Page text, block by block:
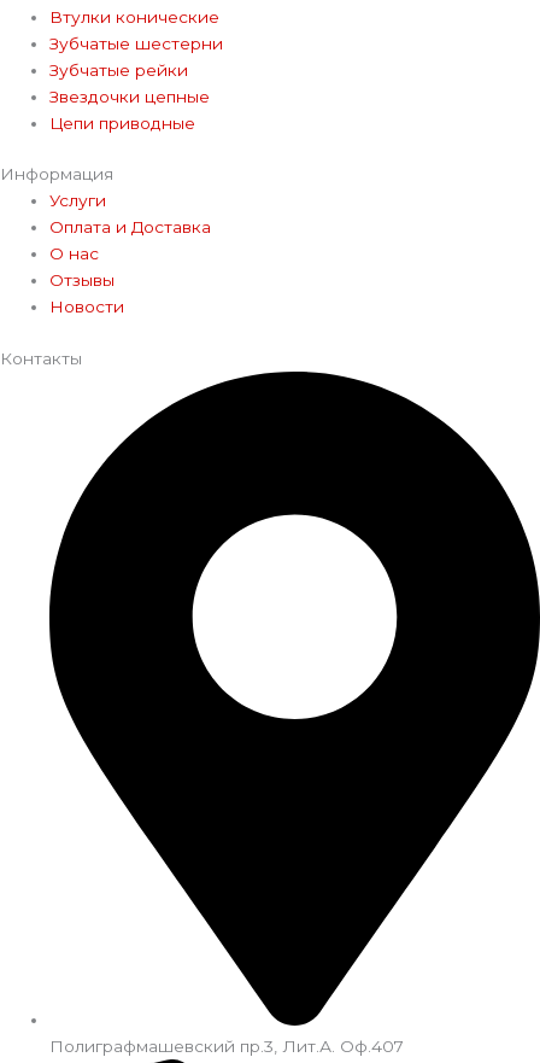
Втулки конические
Зубчатые шестерни
Зубчатые рейки
Звездочки цепные
Цепи приводные
Информация
Услуги
Оплата и Доставка
О нас
Отзывы
Новости
Контакты
Полиграфмашевский пр.3, Лит.А. Оф.407